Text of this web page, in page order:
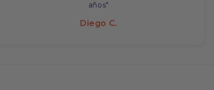
años"
Diego C.